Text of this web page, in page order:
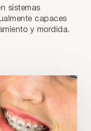
sistemas
capaces
y mordida.